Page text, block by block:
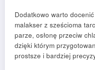
Dodatkowo warto
malakser z sześcioma
parze, osłonę przeciw
dzięki którym
prostsze i bardziej